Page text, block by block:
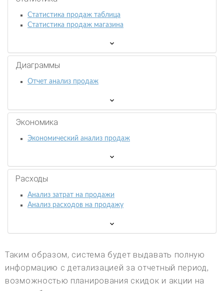
Статистика продаж таблица
Статистика продаж магазина
Диаграммы
Отчет анализ продаж
Экономика
Экономический анализ продаж
Расходы
Анализ затрат на продажи
Анализ расходов на продажу
Таким образом, система будет выдавать полную
информацию с детализацией за отчетный период,
возможностью планирования скидок и акции на